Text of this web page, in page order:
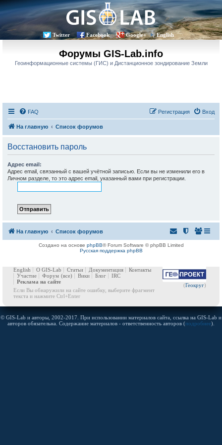
Twitter Facebook Google+ English
Форумы GIS-Lab.info
Геоинформационные системы (ГИС) и Дистанционное зондирование Земли
FAQ Вход
Регистрация
На главную Список форумов
Восстановить пароль
Адрес email:
Адрес email, связанный с вашей учётной записью. Если вы не изменили его в
Личном разделе, то это адрес email, указанный вами при регистрации.
На главную Список форумов
Создано на основе phpBB® Forum Software © phpBB Limited
Русская поддержка phpBB
(Геокруг)
English О GIS-Lab Статьи Документация
Контакты
Участие
Форум (все) Вики Блог
IRC
Реклама на сайте
Если Вы обнаружили на сайте ошибку, выберите фрагмент
текста и нажмите Ctrl+Enter
© GIS-Lab и авторы, 2002-2017. При использовании материалов сайта, ссылка на GIS-Lab и
авторов обязательна. Содержание материалов - ответственность авторов (подробнее).